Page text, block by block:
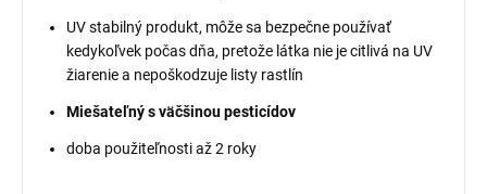
UV stabilný produkt, môže sa bezpečne používať
kedykoľvek počas dňa, pretože látka nie je citlivá na UV
žiarenie a nepoškodzuje listy rastlín
Miešateľný s väčšinou pesticídov
doba použiteľnosti až 2 roky